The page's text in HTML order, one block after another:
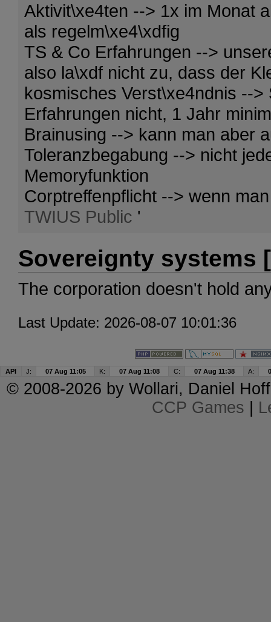
Aktivit\xe4ten --> 1x im Monat
als regelm\xe4\xdfig
TS & Co Erfahrungen -->
also la\xdf nicht zu, dass der
kosmisches Verst\xe4ndnis --
Erfahrungen nicht, 1 Jahr
Brainusing --> kann man aber
Toleranzbegabung --> nicht
Memoryfunktion
Corptreffenpflicht --> wenn
TWIUS Public '
Sovereignty systems
The corporation doesn't hold
Last Update: 2026-08-07 10:01:36
API J: 07 Aug 11:05 K: 07 Aug 11:08 C: 07 Aug 11:38 A:
© 2008-2026 by Wollari, Daniel
CCP Games